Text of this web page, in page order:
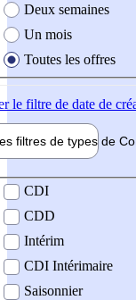
Deux semaines
Un mois
Toutes les offres
le filtre de date de
filtres de types de
contrat
CDI
CDD
Intérim
CDI Intérimaire
Saisonnier